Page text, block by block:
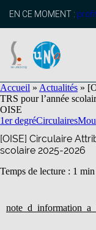
principal
EN CE MOMENT :
Accueil » Actualités »
TRS pour l’année
OISE
1er degréCirculaires
[OISE] Circulaire
scolaire 2025-2026
Temps de lecture : 1